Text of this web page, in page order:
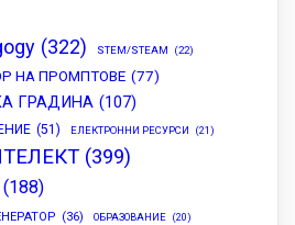
(322) STEM/STEAM (22)
НА ПРОМПТОВЕ (77)
ГРАДИНА (107)
(51) ЕЛЕКТРОННИ РЕСУРСИ (21)
(399)
(188)
(36) ОБРАЗОВАНИЕ (20)